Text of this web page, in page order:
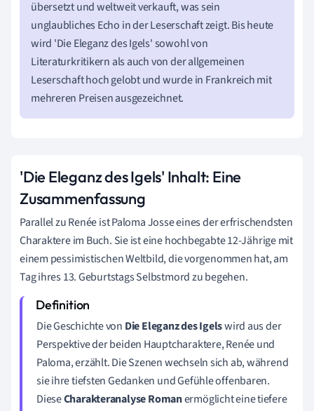
übersetzt und weltweit verkauft, was sein
unglaubliches Echo in der Leserschaft zeigt. Bis heute
wird 'Die Eleganz des Igels' sowohl von
Literaturkritikern als auch von der allgemeinen
Leserschaft hoch gelobt und wurde in Frankreich mit
mehreren Preisen ausgezeichnet.
'Die Eleganz des Igels' Inhalt: Eine
Zusammenfassung
Parallel zu Renée ist Paloma Josse eines der erfrischendsten
Charaktere im Buch. Sie ist eine hochbegabte 12-Jährige mit
einem pessimistischen Weltbild, die vorgenommen hat, am
Tag ihres 13. Geburtstags Selbstmord zu begehen.
Die Geschichte von Die Eleganz des Igelswird aus der
Perspektive der beiden Hauptcharaktere, Renée und
Paloma, erzählt. Die Szenen wechseln sich ab, während
sie ihre tiefsten Gedanken und Gefühle offenbaren.
DieseCharakteranalyse Romanermöglicht eine tiefere